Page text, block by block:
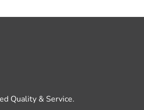
Quality & Service.